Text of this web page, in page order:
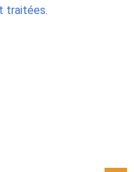
traitées.